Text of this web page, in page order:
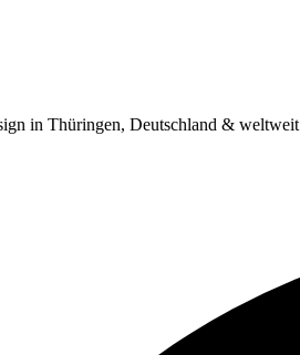
in Thüringen, Deutschland & weltweit